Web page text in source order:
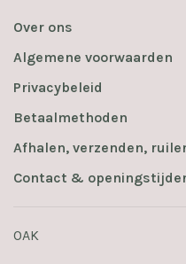
Over ons
Algemene voorwaarden
Privacybeleid
Betaalmethoden
Afhalen, verzenden,
Contact &
OAK